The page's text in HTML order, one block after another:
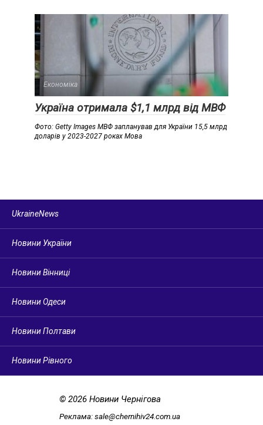
Економіка
Україна отримала $1,1 млрд від МВФ
Фото: Getty Images МВФ запланував для України 15,5 млрд
доларів у 2023-2027 роках Мова
UkraineNews
Новини України
Новини Вінниці
Новини Одеси
Новини Полтави
Новини Рівного
© 2026 Новини Чернігова
Реклама:sale@chernihiv24.com.ua